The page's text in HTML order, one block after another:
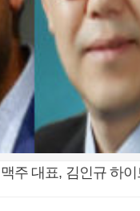
주 대표, 김인규 하